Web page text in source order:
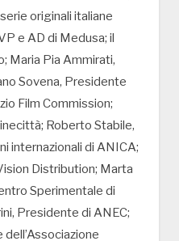
originali italiane
e AD di Medusa; il
Maria Pia Ammirati,
Sovena, Presidente
Film Commission;
Roberto Stabile,
internazionali di ANICA;
Distribution; Marta
Sperimentale di
Presidente di ANEC;